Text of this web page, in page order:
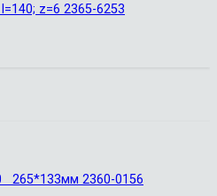
z=6 2365-6253
265*133мм 2360-0156